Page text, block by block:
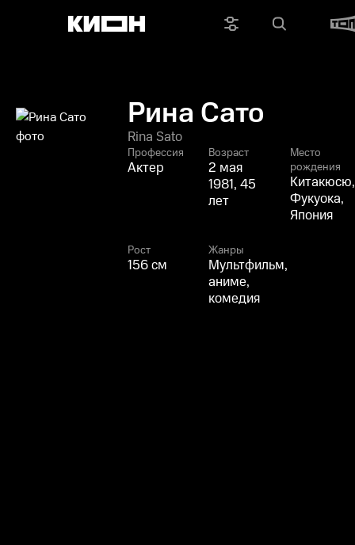
Рина Сато
Rina Sato
Профессия
Актер
Возраст
2 мая
1981, 45
лет
Место
рождения
Китакюсю,
Фукуока,
Япония
Рост
156 см
Жанры
Мультфильм,
аниме,
комедия